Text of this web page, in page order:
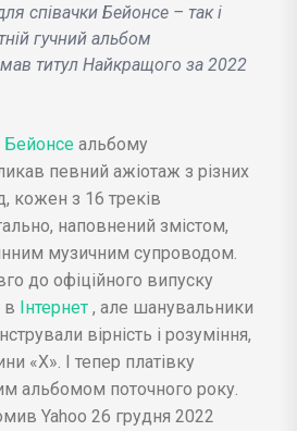
співачки Бейонсе – так і
гучний альбом
титул Найкращого за 2022
Бейонсе альбому
певний ажіотаж з різних
кожен з 16 треків
наповнений змістом,
музичним супроводом.
до офіційного випуску
в Інтернет , але шанувальники
вірність і розуміння,
«Х». І тепер платівку
альбомом поточного року.
Yahoo 26 грудня 2022